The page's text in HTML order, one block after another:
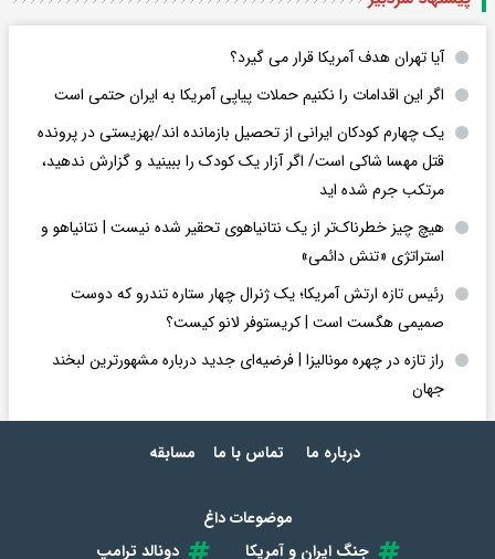
آیا تهران هدف آمریکا قرار می گیرد؟
اگر این اقدامات را نکنیم حملات پیاپی آمریکا به ایران حتمی است
یک چهارم کودکان ایرانی از تحصیل بازمانده اند/بهزیستی در پرونده
قتل مهسا شاکی است/ اگر آزار یک کودک را ببینید و گزارش ندهید،
مرتکب جرم شده اید
هیچ چیز خطرناک‌تر از یک نتانیاهوی تحقیر شده نیست | نتانیاهو و
استراتژی «تنش دائمی»
رئیس تازه ارتش آمریکا؛ یک ژنرال چهار ستاره تندرو که دوست
صمیمی هگست است | کریستوفر لانو کیست؟
راز تازه در چهره مونالیزا | فرضیه‌ای جدید درباره مشهورترین لبخند
جهان
درباره ما تماس با ما مسابقه
موضوعات داغ
جنگ ایران و آمریکا
دونالد ترامپ